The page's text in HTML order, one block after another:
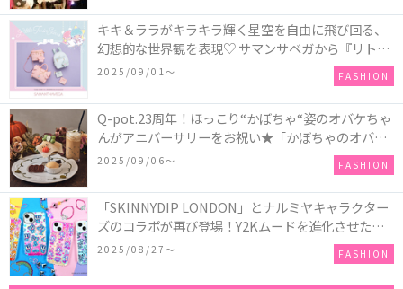
キキ＆ララがキラキラ輝く星空を自由に飛び回る、
幻想的な世界観を表現♡ サマンサベガから『リトル
ツインスターズ』50周年アニバーサリーイヤー』を
2025/09/01〜 FASHION
Q-pot.23周年！ほっこり“かぼちゃ“姿のオバケちゃ
んがアニバーサリーをお祝い★「かぼちゃのオバケ
ーキアクセサリー」が新発売！Q-pot CAFE.では
「かぼちゃのオバケーキプレート」も登場
2025/09/06〜 FASHION
「SKINNYDIP LONDON」とナルミヤキャラクター
ズのコラボが再び登場！Y2Kムードを進化させた新
作コレクションを発売♪
2025/08/27〜 FASHION